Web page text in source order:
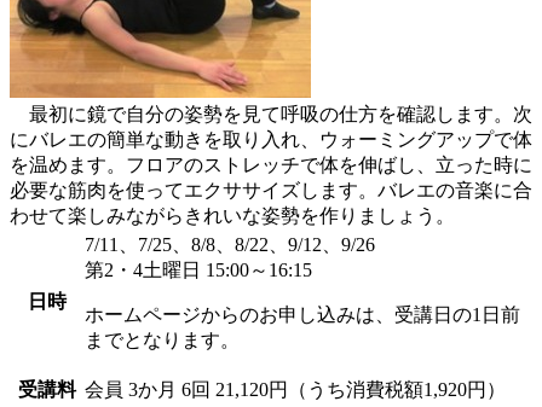
最初に鏡で自分の姿勢を見て呼吸の仕方を確認します。次
にバレエの簡単な動きを取り入れ、ウォーミングアップで体
を温めます。フロアのストレッチで体を伸ばし、立った時に
必要な筋肉を使ってエクササイズします。バレエの音楽に合
わせて楽しみながらきれいな姿勢を作りましょう。
日時
7/11、7/25、8/8、8/22、9/12、9/26
第2・4土曜日 15:00～16:15
ホームページからのお申し込みは、受講日の1日前
までとなります。
受講料 会員 3か月 6回 21,120円（うち消費税額1,920円）